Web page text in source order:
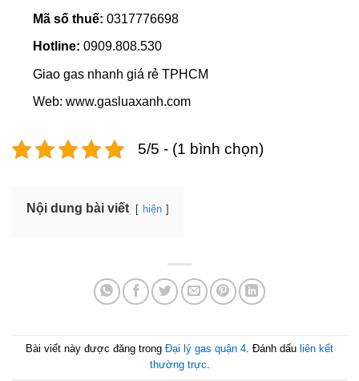
Mã số thuế: 0317776698
Hotline: 0909.808.530
Giao gas nhanh giá rẻ TPHCM
Web: www.gasluaxanh.com
5/5 - (1 bình chọn)
Nội dung bài viết hiện
Bài viết này được đăng trong Đại lý gas quận 4 . Đánh dấu liên kết
thường trực